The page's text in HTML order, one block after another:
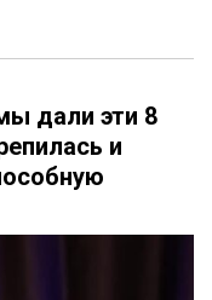
дали эти 8
и